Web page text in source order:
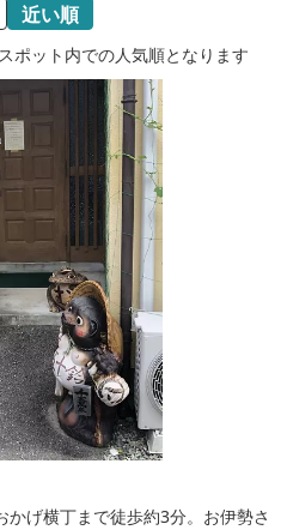
近い順
ポット内での人気順となります
げ横丁まで徒歩約3分。お伊勢さ